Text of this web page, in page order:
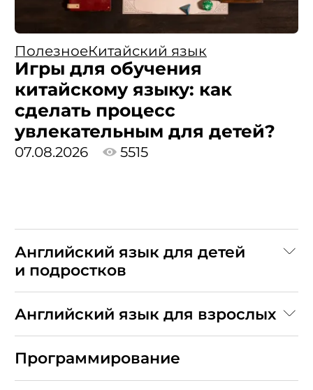
ПолезноеКитайский язык
Игры для обучения
китайскому языку: как
сделать процесс
увлекательным для детей?
07.08.2026 5515
Английский язык для детей
и подростков
Английский язык для взрослых
Программирование